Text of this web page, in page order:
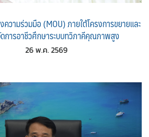
วามร่วมมือ (MOU) ภายใต้โครงการขยายและ
การอาชีวศึกษาระบบทวิภาคีคุณภาพสูง
26 พ.ค. 2569